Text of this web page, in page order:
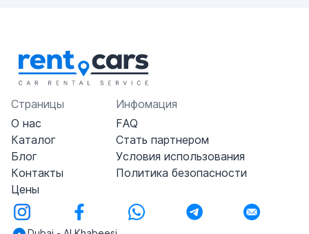
Страницы
О нас
Каталог
Блог
Контакты
Цены
Инфомация
FAQ
Стать партнером
Условия использования
Политика безопасности